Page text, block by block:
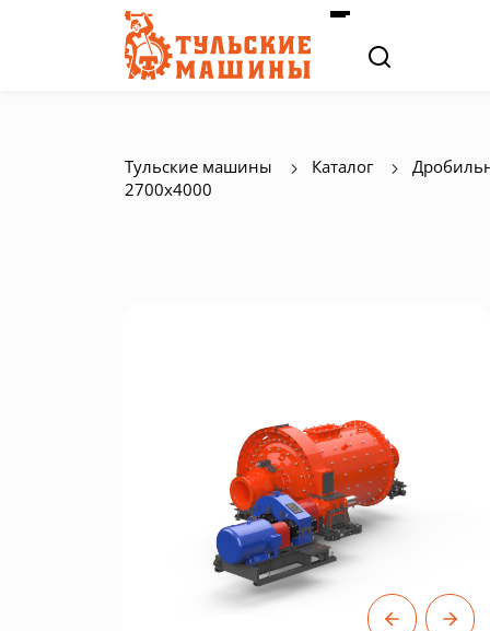
Тульские машины Каталог
2700х4000